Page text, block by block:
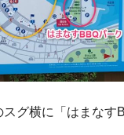
グ横に「はまなす